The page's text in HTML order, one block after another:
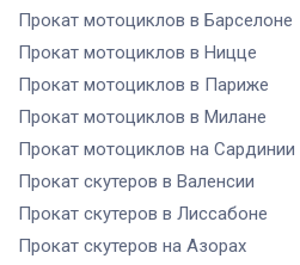
Прокат мотоциклов в Барселоне
Прокат мотоциклов в Ницце
Прокат мотоциклов в Париже
Прокат мотоциклов в Милане
Прокат мотоциклов на Сардинии
Прокат скутеров в Валенсии
Прокат скутеров в Лиссабоне
Прокат скутеров на Азорах